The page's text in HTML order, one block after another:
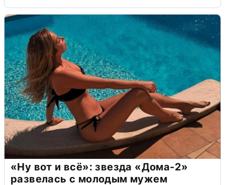
«Ну вот и всё»: звезда «Дома-2»
развелась с молодым мужем